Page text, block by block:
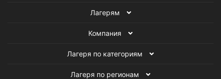
Лагерям
Компания
Лагеря по категориям
Лагеря по регионам